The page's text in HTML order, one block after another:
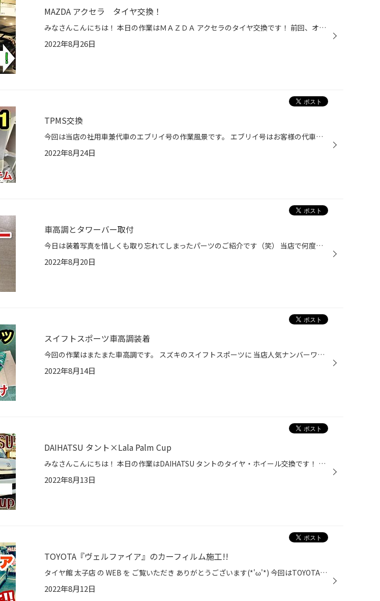
MAZDA アクセラ タイヤ交換！
みなさんこんにちは！ 本日の作業はＭＡＺＤＡ アクセラのタイヤ交換です！ 前回、オイル交換でご来店して頂きましたが タイヤの溝が少なくなってきていたのでその時に タイヤのお見積りをさせて頂いていました。 9月からの値上がりもあり本日、お見積りしていたタイヤをご購入して頂きました！ 装...
2022年8月26日
TPMS交換
今回は当店の社用車兼代車のエブリイ号の作業風景です。 エブリイ号はお客様の代車に活躍していますので 安心して乗って頂けるように空気圧のセンサーを取り付けています。 ブリヂストンのタイヤ空気圧モニタリングシステム『TPMS B-11』は センサーの送信機が電池式でそろそろ電池の交換時期なので...
2022年8月24日
車高調とタワーバー取付
今日は装着写真を惜しくも取り忘れてしまったパーツのご紹介です（笑） 当店で何度もご紹介している『TEIN FLEX-Z』です。 装着したのはダイハツのLA400系コペンです。 FLEX-Zはピロアッパーマウント付きですのでお手頃なのに 走りもしっかりとした人気の車高調です。 次は『クスコのストラットタワ...
2022年8月20日
スイフトスポーツ車高調装着
今回の作業はまたまた車高調です。 スズキのスイフトスポーツに 当店人気ナンバーワン『TEIN FLEX-Z』を装着しました。 この車種はスタビリンクも付属しておりローダウンによる ロールセンターのズレも対策されています。 取り付けはいつものように愛情込めて作業させて頂きました。 『夏の大総力祭...
2022年8月14日
DAIHATSU タント×Lala Palm Cup
みなさんこんにちは！ 本日の作業はDAIHATSU タントのタイヤ・ホイール交換です！ 装着するタイヤは安心のブリヂストン工場製タイヤ、セイバーリングSL101 アルミホイールは当店人気のLala Palm Cupの14インチです！ 最初はタイヤ交換だけでお考えでしたが、 当店に展示してあるホイールを気にいっ...
2022年8月13日
TOYOTA『ヴェルファイア』のカーフィルム施工!!
タイヤ館 太子店 の WEB を ご覧いただき ありがとうございます(*'ω'*) 今回はTOYOTA『ヴェルファイア』の カーフィルム施工をしました!! 温暖化もあり年々暑くなってきてる気がしますが、 皆様、体調は大丈夫ですか?? 特に車内はかなり暑いですよね(;'∀') 熱中症には本当にお気を付けくださいm(__)...
2022年8月12日